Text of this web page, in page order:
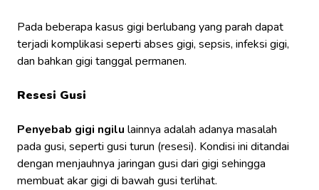
Pada beberapa kasus gigi berlubang yang parah dapat
terjadi komplikasi seperti abses gigi, sepsis, infeksi gigi,
dan bahkan gigi tanggal permanen.
Resesi Gusi
Penyebab gigi ngilu lainnya adalah adanya masalah
pada gusi, seperti gusi turun (resesi). Kondisi ini ditandai
dengan menjauhnya jaringan gusi dari gigi sehingga
membuat akar gigi di bawah gusi terlihat.